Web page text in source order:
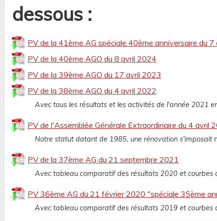
dessous :
PV de la 41ème AG spéciale 40ème anniversaire du
PV de la 40ème AGO du 8 avril 2024
PV de la 39ème AGO du 17 avril 2023
PV de la 38ème AGO du 4 avril 2022
Avec tous les résultats et les activités de l'année 2021
PV de l'Assemblée Générale Extraordinaire du 4 avril
Notre statut datant de 1985, une rénovation s'imposait
PV de la 37ème AG du 21 septembre 2021
Avec tableau comparatif des résultats 2020 et courbes
PV 36ème AG du 21 février 2020 "spéciale 35ème
Avec tableau comparatif des résultats 2019 et